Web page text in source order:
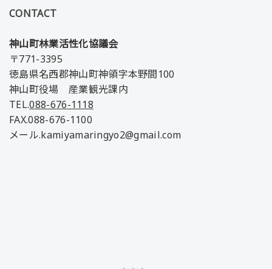
CONTACT
神山町林業活性化協議会
〒771-3395
徳島県名西郡神山町神領字本野間100
神山町役場 産業観光課内
TEL.088-676-1118
FAX.088-676-1100
メール.kamiyamaringyo2@gmail.com